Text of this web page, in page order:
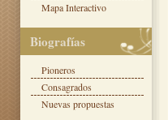
Mapa Interactivo
Biografías
Pioneros
Consagrados
Nuevas propuestas